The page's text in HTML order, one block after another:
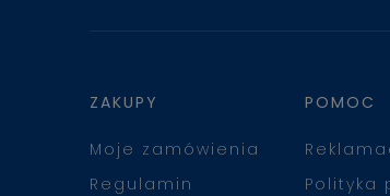
ZAKUPY
Moje zamówienia
Regulamin
POMOC
Polityka